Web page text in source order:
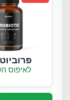
לאיפוס